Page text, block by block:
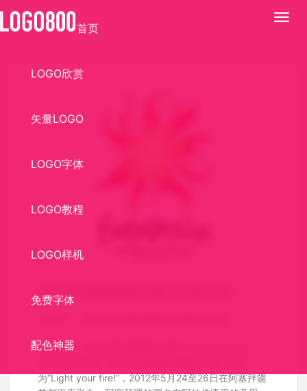
展
首页
LOGO欣赏
矢量LOGO
LOGO字体
LOGO教程
LOGO样机
免费字体
配色神器
2012年欧洲电视歌唱大赛LOGO标志设计
标志介绍：2012年欧洲歌唱大赛(Eurovision Song
为“Light your fire!”，2012年5月24至26日在阿塞拜疆